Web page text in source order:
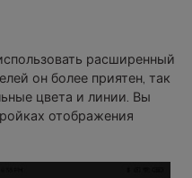
расширенный
он более приятен, так
цвета и линии. Вы
отображения